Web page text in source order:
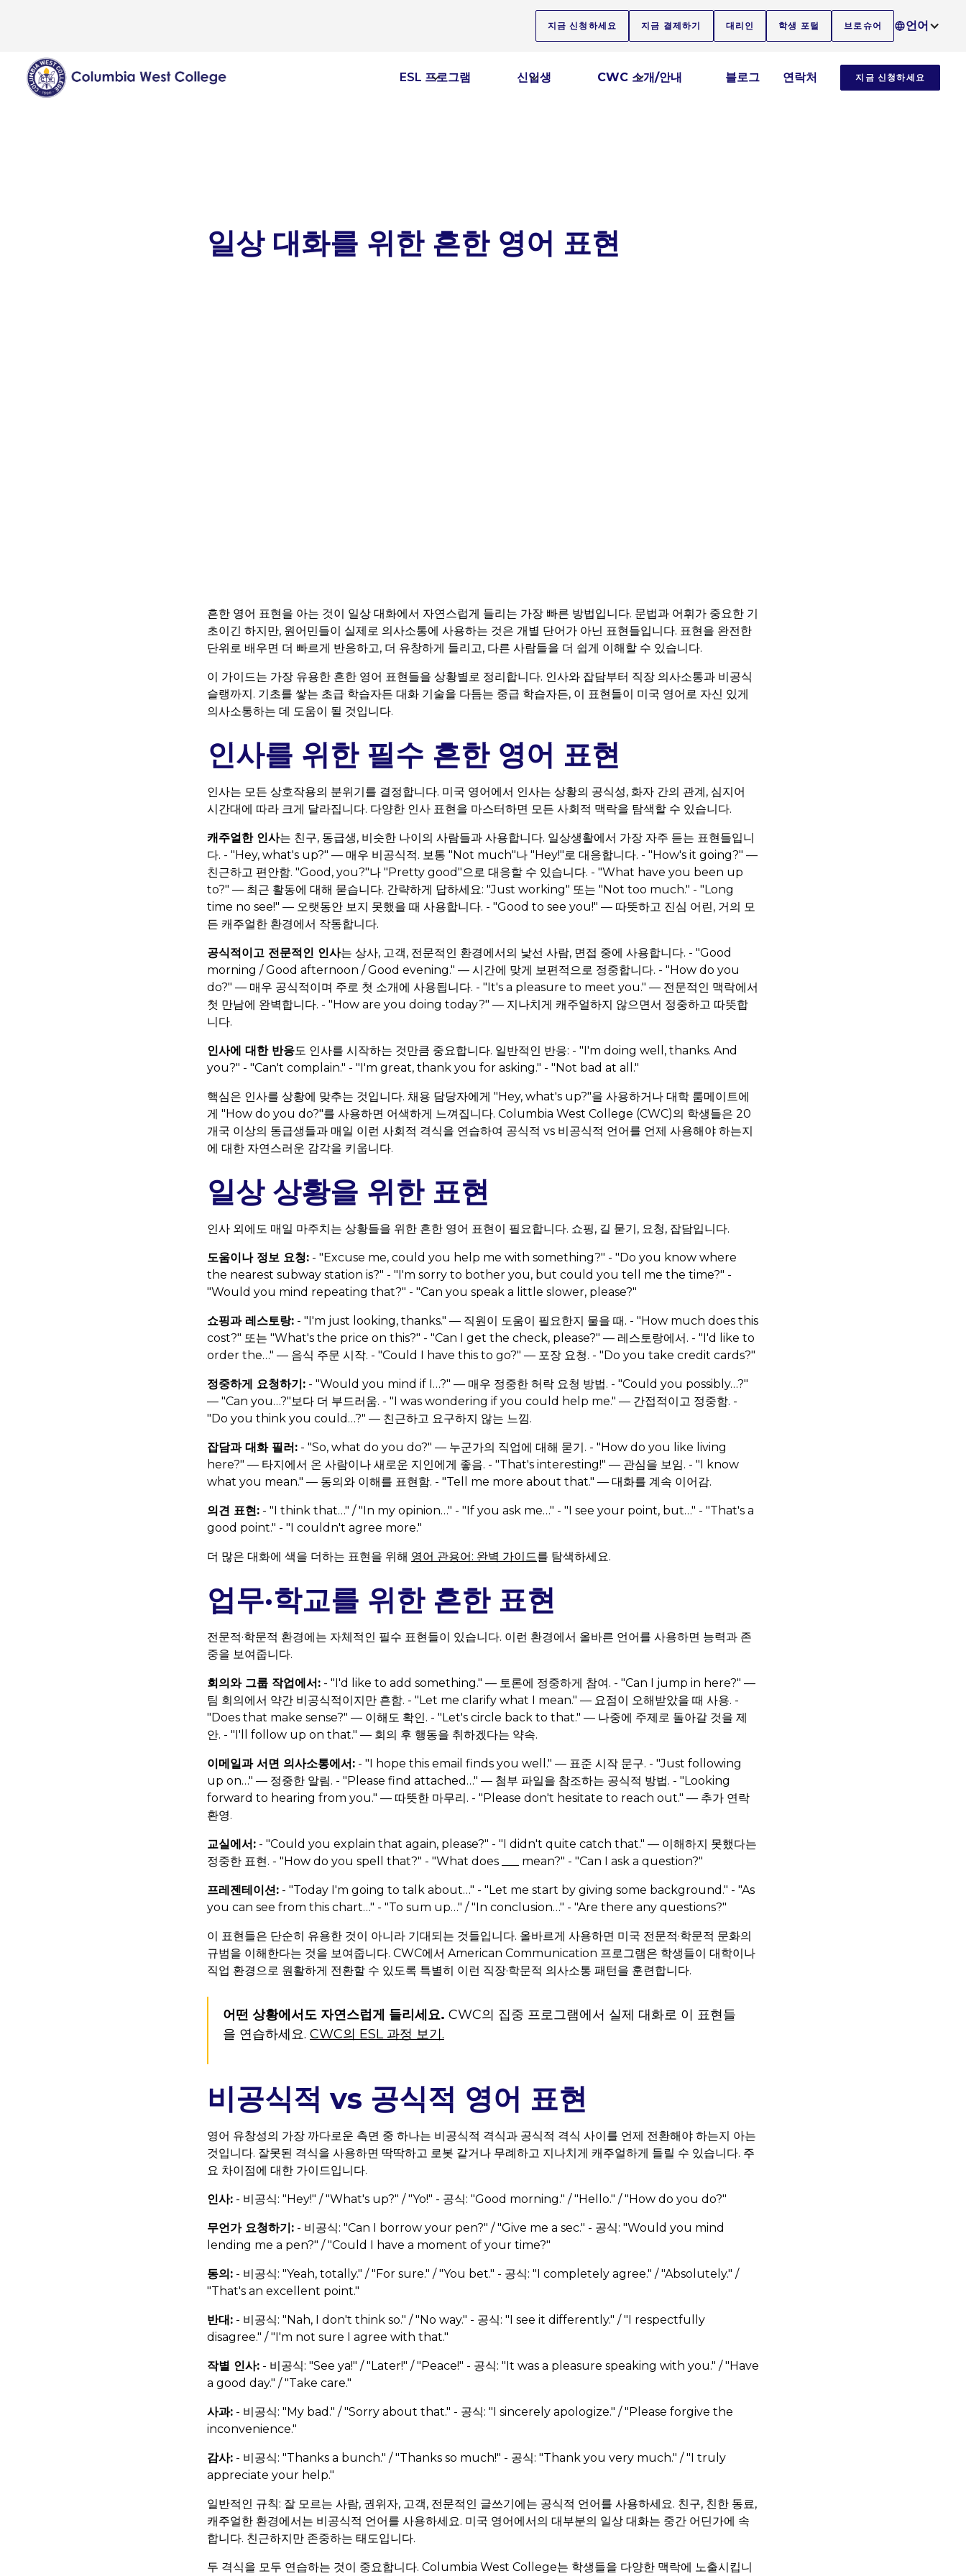
지금 신청하세요 지금 결제하기 대리인 학생 포털 브로슈어 언어
ESL 프로그램 신입생 CWC 소개/안내 블로그 연락처 지금 신청하세요
일상 대화를 위한 흔한 영어 표현
흔한 영어 표현을 아는 것이 일상 대화에서 자연스럽게 들리는 가장 빠른 방법입니다. 문법과 어휘가 중요한 기
초이긴 하지만, 원어민들이 실제로 의사소통에 사용하는 것은 개별 단어가 아닌 표현들입니다. 표현을 완전한
단위로 배우면 더 빠르게 반응하고, 더 유창하게 들리고, 다른 사람들을 더 쉽게 이해할 수 있습니다.
이 가이드는 가장 유용한 흔한 영어 표현들을 상황별로 정리합니다. 인사와 잡담부터 직장 의사소통과 비공식
슬랭까지. 기초를 쌓는 초급 학습자든 대화 기술을 다듬는 중급 학습자든, 이 표현들이 미국 영어로 자신 있게
의사소통하는 데 도움이 될 것입니다.
인사를 위한 필수 흔한 영어 표현
인사는 모든 상호작용의 분위기를 결정합니다. 미국 영어에서 인사는 상황의 공식성, 화자 간의 관계, 심지어
시간대에 따라 크게 달라집니다. 다양한 인사 표현을 마스터하면 모든 사회적 맥락을 탐색할 수 있습니다.
캐주얼한 인사는 친구, 동급생, 비슷한 나이의 사람들과 사용합니다. 일상생활에서 가장 자주 듣는 표현들입니
다. - "Hey, what's up?" — 매우 비공식적. 보통 "Not much"나 "Hey!"로 대응합니다. - "How's it going?" —
친근하고 편안함. "Good, you?"나 "Pretty good"으로 대응할 수 있습니다. - "What have you been up
to?" — 최근 활동에 대해 묻습니다. 간략하게 답하세요: "Just working" 또는 "Not too much." - "Long
time no see!" — 오랫동안 보지 못했을 때 사용합니다. - "Good to see you!" — 따뜻하고 진심 어린, 거의 모
든 캐주얼한 환경에서 작동합니다.
공식적이고 전문적인 인사는 상사, 고객, 전문적인 환경에서의 낯선 사람, 면접 중에 사용합니다. - "Good
morning / Good afternoon / Good evening." — 시간에 맞게 보편적으로 정중합니다. - "How do you
do?" — 매우 공식적이며 주로 첫 소개에 사용됩니다. - "It's a pleasure to meet you." — 전문적인 맥락에서
첫 만남에 완벽합니다. - "How are you doing today?" — 지나치게 캐주얼하지 않으면서 정중하고 따뜻합
니다.
인사에 대한 반응도 인사를 시작하는 것만큼 중요합니다. 일반적인 반응: - "I'm doing well, thanks. And
you?" - "Can't complain." - "I'm great, thank you for asking." - "Not bad at all."
핵심은 인사를 상황에 맞추는 것입니다. 채용 담당자에게 "Hey, what's up?"을 사용하거나 대학 룸메이트에
게 "How do you do?"를 사용하면 어색하게 느껴집니다. Columbia West College (CWC)의 학생들은 20
개국 이상의 동급생들과 매일 이런 사회적 격식을 연습하여 공식적 vs 비공식적 언어를 언제 사용해야 하는지
에 대한 자연스러운 감각을 키웁니다.
일상 상황을 위한 표현
인사 외에도 매일 마주치는 상황들을 위한 흔한 영어 표현이 필요합니다. 쇼핑, 길 묻기, 요청, 잡담입니다.
도움이나 정보 요청: - "Excuse me, could you help me with something?" - "Do you know where
the nearest subway station is?" - "I'm sorry to bother you, but could you tell me the time?" -
"Would you mind repeating that?" - "Can you speak a little slower, please?"
쇼핑과 레스토랑: - "I'm just looking, thanks." — 직원이 도움이 필요한지 물을 때. - "How much does this
cost?" 또는 "What's the price on this?" - "Can I get the check, please?" — 레스토랑에서. - "I'd like to
order the…" — 음식 주문 시작. - "Could I have this to go?" — 포장 요청. - "Do you take credit cards?"
정중하게 요청하기: - "Would you mind if I…?" — 매우 정중한 허락 요청 방법. - "Could you possibly…?"
— "Can you…?"보다 더 부드러움. - "I was wondering if you could help me." — 간접적이고 정중함. -
"Do you think you could…?" — 친근하고 요구하지 않는 느낌.
잡담과 대화 필러: - "So, what do you do?" — 누군가의 직업에 대해 묻기. - "How do you like living
here?" — 타지에서 온 사람이나 새로운 지인에게 좋음. - "That's interesting!" — 관심을 보임. - "I know
what you mean." — 동의와 이해를 표현함. - "Tell me more about that." — 대화를 계속 이어감.
의견 표현: - "I think that…" / "In my opinion…" - "If you ask me…" - "I see your point, but…" - "That's a
good point." - "I couldn't agree more."
더 많은 대화에 색을 더하는 표현을 위해 영어 관용어: 완벽 가이드를 탐색하세요.
업무·학교를 위한 흔한 표현
전문적·학문적 환경에는 자체적인 필수 표현들이 있습니다. 이런 환경에서 올바른 언어를 사용하면 능력과 존
중을 보여줍니다.
회의와 그룹 작업에서: - "I'd like to add something." — 토론에 정중하게 참여. - "Can I jump in here?" —
팀 회의에서 약간 비공식적이지만 흔함. - "Let me clarify what I mean." — 요점이 오해받았을 때 사용. -
"Does that make sense?" — 이해도 확인. - "Let's circle back to that." — 나중에 주제로 돌아갈 것을 제
안. - "I'll follow up on that." — 회의 후 행동을 취하겠다는 약속.
이메일과 서면 의사소통에서: - "I hope this email finds you well." — 표준 시작 문구. - "Just following
up on…" — 정중한 알림. - "Please find attached…" — 첨부 파일을 참조하는 공식적 방법. - "Looking
forward to hearing from you." — 따뜻한 마무리. - "Please don't hesitate to reach out." — 추가 연락
환영.
교실에서: - "Could you explain that again, please?" - "I didn't quite catch that." — 이해하지 못했다는
정중한 표현. - "How do you spell that?" - "What does ___ mean?" - "Can I ask a question?"
프레젠테이션: - "Today I'm going to talk about…" - "Let me start by giving some background." - "As
you can see from this chart…" - "To sum up…" / "In conclusion…" - "Are there any questions?"
이 표현들은 단순히 유용한 것이 아니라 기대되는 것들입니다. 올바르게 사용하면 미국 전문적·학문적 문화의
규범을 이해한다는 것을 보여줍니다. CWC에서 American Communication 프로그램은 학생들이 대학이나
직업 환경으로 원활하게 전환할 수 있도록 특별히 이런 직장·학문적 의사소통 패턴을 훈련합니다.
어떤 상황에서도 자연스럽게 들리세요. CWC의 집중 프로그램에서 실제 대화로 이 표현들
을 연습하세요. CWC의 ESL 과정 보기.
비공식적 vs 공식적 영어 표현
영어 유창성의 가장 까다로운 측면 중 하나는 비공식적 격식과 공식적 격식 사이를 언제 전환해야 하는지 아는
것입니다. 잘못된 격식을 사용하면 딱딱하고 로봇 같거나 무례하고 지나치게 캐주얼하게 들릴 수 있습니다. 주
요 차이점에 대한 가이드입니다.
인사: - 비공식: "Hey!" / "What's up?" / "Yo!" - 공식: "Good morning." / "Hello." / "How do you do?"
무언가 요청하기: - 비공식: "Can I borrow your pen?" / "Give me a sec." - 공식: "Would you mind
lending me a pen?" / "Could I have a moment of your time?"
동의: - 비공식: "Yeah, totally." / "For sure." / "You bet." - 공식: "I completely agree." / "Absolutely." /
"That's an excellent point."
반대: - 비공식: "Nah, I don't think so." / "No way." - 공식: "I see it differently." / "I respectfully
disagree." / "I'm not sure I agree with that."
작별 인사: - 비공식: "See ya!" / "Later!" / "Peace!" - 공식: "It was a pleasure speaking with you." / "Have
a good day." / "Take care."
사과: - 비공식: "My bad." / "Sorry about that." - 공식: "I sincerely apologize." / "Please forgive the
inconvenience."
감사: - 비공식: "Thanks a bunch." / "Thanks so much!" - 공식: "Thank you very much." / "I truly
appreciate your help."
일반적인 규칙: 잘 모르는 사람, 권위자, 고객, 전문적인 글쓰기에는 공식적 언어를 사용하세요. 친구, 친한 동료,
캐주얼한 환경에서는 비공식적 언어를 사용하세요. 미국 영어에서의 대부분의 일상 대화는 중간 어딘가에 속
합니다. 친근하지만 존중하는 태도입니다.
두 격식을 모두 연습하는 것이 중요합니다. Columbia West College는 학생들을 다양한 맥락에 노출시킵니